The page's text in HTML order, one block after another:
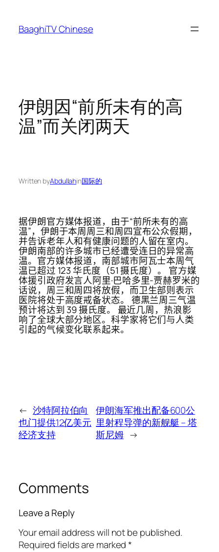
content
BaaghiTV Chinese
伊朗因“前所未有的高
温”而关闭两天
Written byAbdullahin国际的
据伊朗官方媒体报道，由于“前所未有的高
温”，伊朗于本周周三和周四宣布公众假期，
并告诉老年人和有健康问题的人留在室内。
伊朗南部的许多城市已经遭受连日的异常高
温。官方媒体报道，南部城市阿瓦士本周气
温已超过 123 华氏度（51 摄氏度）。 官方媒
体援引政府发言人阿里·巴哈多里-贾赫罗米的
话说，周三和周四将放假，而卫生部则表示
医院将处于高度戒备状态。 德黑兰周三气温
预计将达到 39 摄氏度。 最近几周，热浪影
响了全球大部分地区。科学家将它们与人类
引起的气候变化联系起来。
← 沙特阿拉伯向
也门提供12亿美元
经济支持
伊朗海军推出配备600公
里射程导弹的新舰艇 – 塔
斯尼姆 →
Comments
Leave a Reply
Your email address will not be published.
Required fields are marked*